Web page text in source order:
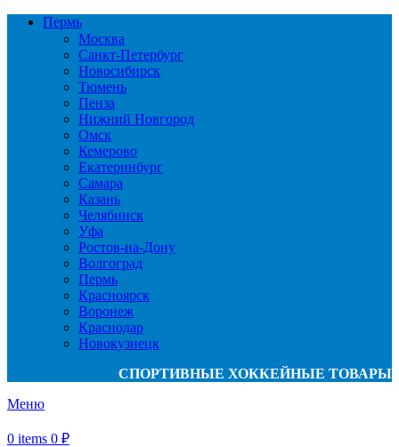
Пермь
Москва
Санкт-Петербург
Новосибирск
Тюмень
Пенза
Нижний Новгород
Омск
Кемерово
Екатеринбург
Самара
Казань
Челябинск
Уфа
Ростов-на-Дону
Волгоград
Пермь
Красноярск
Воронеж
Краснодар
Новокузнецк
СПОРТИВНЫЕ ХОККЕЙНЫЕ ТОВАРЫ
Меню
0 items 0 ₽